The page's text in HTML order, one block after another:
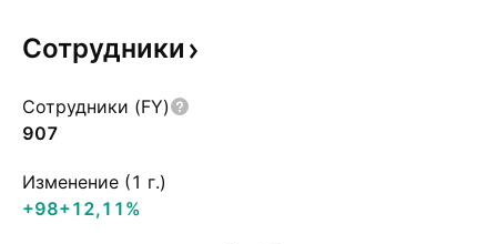
Сотрудники
Сотрудники (FY)
907
Изменение (1 г.)
+98+12,11%